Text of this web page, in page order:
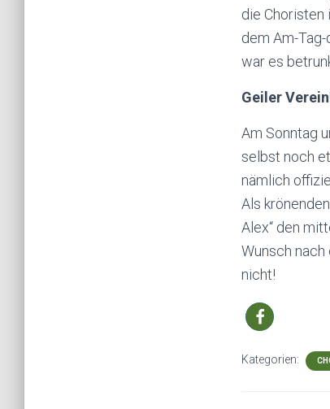
die Choristen
dem Am-
war es
Geiler
Am Sonntag
selbst noch
nämlich
Als
Alex“ den
Wunsch
nicht!
Kategorien: